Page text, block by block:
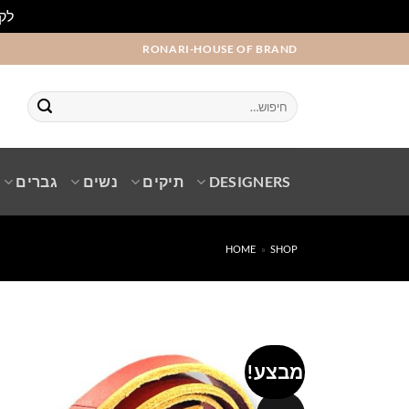
to
RONARI-HOUSE OF BRAND
חיפוש
עבור:
DESIGNERS תיקים נשים גברים
HOME » SHOP
מבצע!